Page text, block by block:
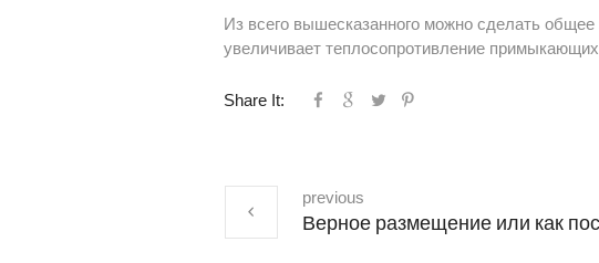
Из всего вышесказанного можно сделать
увеличивает теплосопротивление
Share It:
Верное размещение или как
previous